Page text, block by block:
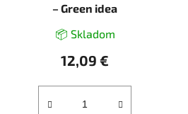
– Green idea
📦 Skladom
12,09 €